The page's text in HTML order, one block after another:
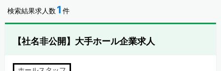
検索結果求人数 1 件
【社名非公開】大手ホール企業求人